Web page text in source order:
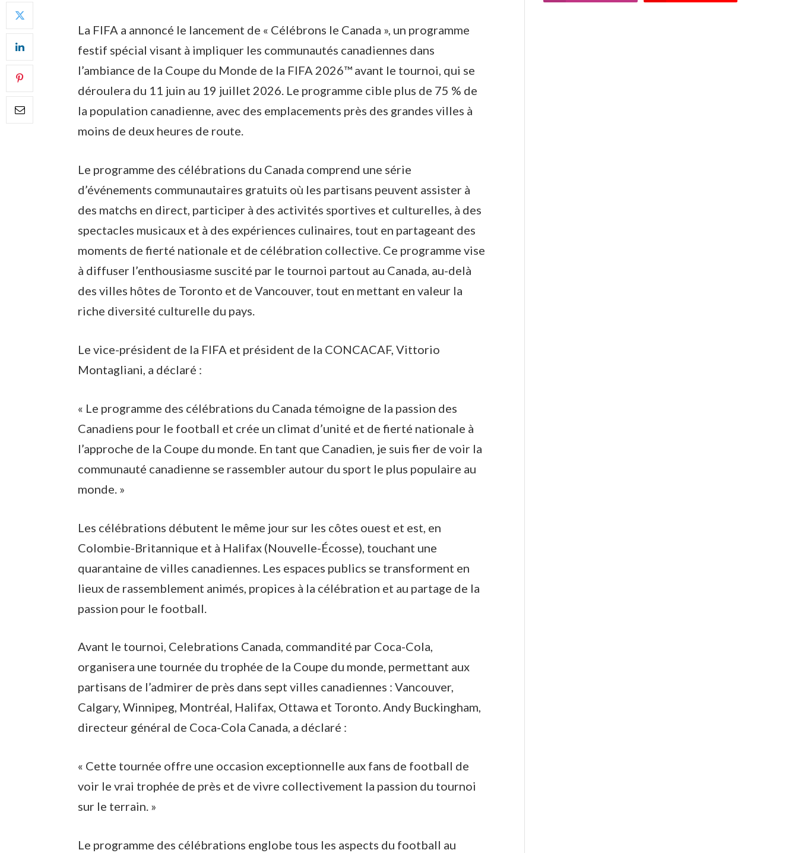
La FIFA a annoncé le lancement de « Célébrons le Canada », un programme
festif spécial visant à impliquer les communautés canadiennes dans
l’ambiance de la Coupe du Monde de la FIFA 2026™ avant le tournoi, qui se
déroulera du 11 juin au 19 juillet 2026. Le programme cible plus de 75 % de
la population canadienne, avec des emplacements près des grandes villes à
moins de deux heures de route.
Le programme des célébrations du Canada comprend une série
d’événements communautaires gratuits où les partisans peuvent assister à
des matchs en direct, participer à des activités sportives et culturelles, à des
spectacles musicaux et à des expériences culinaires, tout en partageant des
moments de fierté nationale et de célébration collective. Ce programme vise
à diffuser l’enthousiasme suscité par le tournoi partout au Canada, au-delà
des villes hôtes de Toronto et de Vancouver, tout en mettant en valeur la
riche diversité culturelle du pays.
Le vice-président de la FIFA et président de la CONCACAF, Vittorio
Montagliani, a déclaré :
« Le programme des célébrations du Canada témoigne de la passion des
Canadiens pour le football et crée un climat d’unité et de fierté nationale à
l’approche de la Coupe du monde. En tant que Canadien, je suis fier de voir la
communauté canadienne se rassembler autour du sport le plus populaire au
monde. »
Les célébrations débutent le même jour sur les côtes ouest et est, en
Colombie-Britannique et à Halifax (Nouvelle-Écosse), touchant une
quarantaine de villes canadiennes. Les espaces publics se transforment en
lieux de rassemblement animés, propices à la célébration et au partage de la
passion pour le football.
Avant le tournoi, Celebrations Canada, commandité par Coca-Cola,
organisera une tournée du trophée de la Coupe du monde, permettant aux
partisans de l’admirer de près dans sept villes canadiennes : Vancouver,
Calgary, Winnipeg, Montréal, Halifax, Ottawa et Toronto. Andy Buckingham,
directeur général de Coca-Cola Canada, a déclaré :
« Cette tournée offre une occasion exceptionnelle aux fans de football de
voir le vrai trophée de près et de vivre collectivement la passion du tournoi
sur le terrain. »
Le programme des célébrations englobe tous les aspects du football au